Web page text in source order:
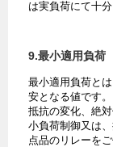
は実負荷にて十
9.最小適用負荷
最小適用負荷と
安となる値です
抵抗の変化、絶
小負荷制御又は
点品のリレーを